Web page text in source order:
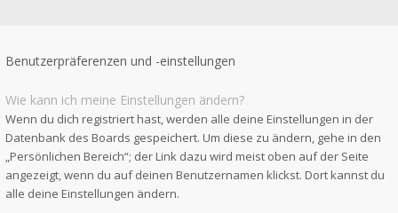
Benutzerpräferenzen und -einstellungen
Wie kann ich meine Einstellungen ändern?
Wenn du dich registriert hast, werden alle deine Einstellungen in der
Datenbank des Boards gespeichert. Um diese zu ändern, gehe in den
„Persönlichen Bereich“; der Link dazu wird meist oben auf der Seite
angezeigt, wenn du auf deinen Benutzernamen klickst. Dort kannst du
alle deine Einstellungen ändern.